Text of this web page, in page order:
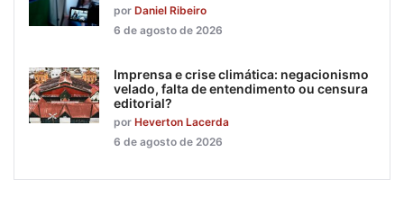
por Daniel Ribeiro
6 de agosto de 2026
Imprensa e crise climática: negacionismo
velado, falta de entendimento ou censura
editorial?
por Heverton Lacerda
6 de agosto de 2026